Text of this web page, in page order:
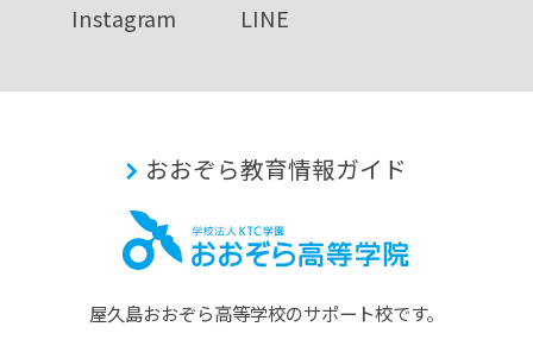
Instagram LINE
おおぞら教育情報ガイド
屋久島おおぞら⾼等学校のサポート校です。